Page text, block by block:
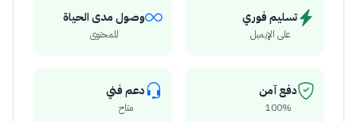
تسليم فوري
على الإيميل
وصول مدى الحياة
للمحتوى
دفع آمن
100%
دعم فني
متاح